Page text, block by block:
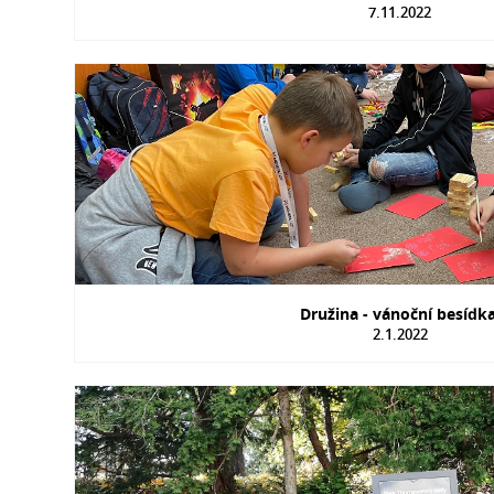
7.11.2022
Družina - vánoční
2.1.2022